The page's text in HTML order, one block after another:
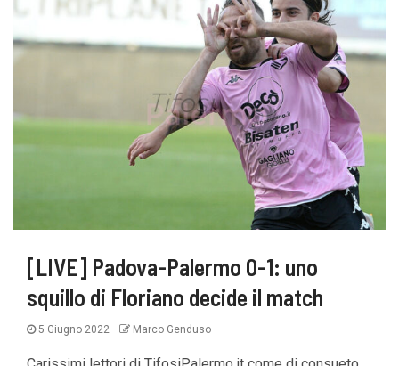
[LIVE] Padova-Palermo 0-1: uno
squillo di Floriano decide il match
5 Giugno 2022 Marco Genduso